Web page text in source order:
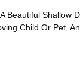
Beautiful
Child Or Pet,